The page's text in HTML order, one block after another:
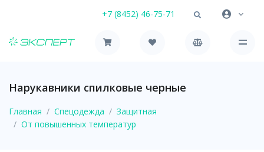
+7 (8452) 46-75-71
Нарукавники спилковые черные
Главная Спецодежда
Защитная
От повышенных температур